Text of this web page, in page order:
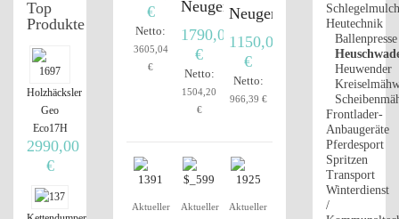
€
Netto:
3605,04
€
Neugerät
1790,00
€
Netto:
1504,20
€
Neugerät
1150,00
€
Netto:
966,39 €
Aktueller
Aktueller
Aktueller
Top
Produkte
Holzhäcksler
Geo
Eco17H
2990,00
€
Heutechnik
Ballenpresse
Heuwender
Frontlader-
Anbaugeräte
Pferdesport
Spritzen
Transport
Winterdienst
/